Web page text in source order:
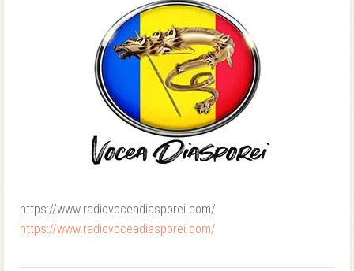
https://www.radiovoceadiasporei.com/
https://www.radiovoceadiasporei.com/